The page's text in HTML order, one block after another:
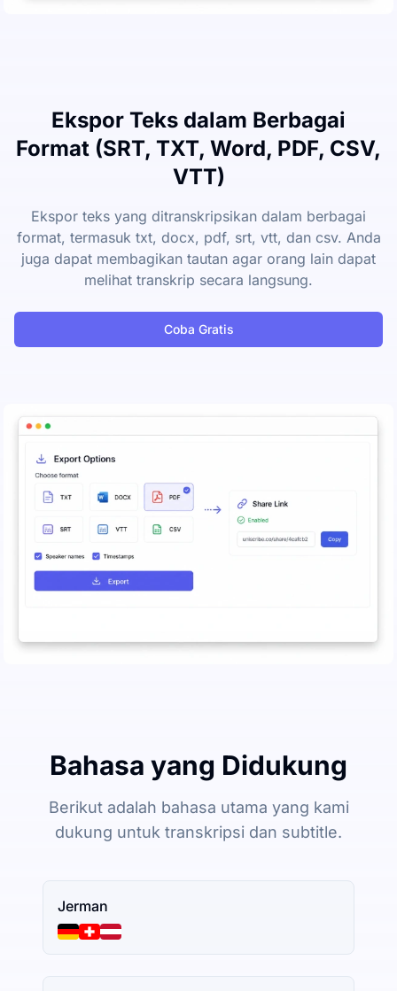
Ekspor Teks dalam Berbagai
Format (SRT, TXT, Word, PDF, CSV,
VTT)
Ekspor teks yang ditranskripsikan dalam berbagai
format, termasuk txt, docx, pdf, srt, vtt, dan csv. Anda
juga dapat membagikan tautan agar orang lain dapat
melihat transkrip secara langsung.
Coba Gratis
Bahasa yang Didukung
Berikut adalah bahasa utama yang kami
dukung untuk transkripsi dan subtitle.
Jerman